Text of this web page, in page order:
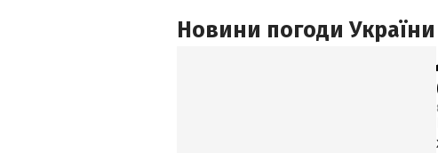
Новини погоди України